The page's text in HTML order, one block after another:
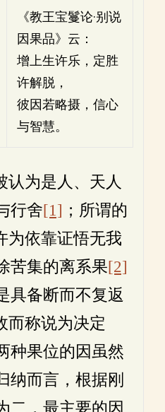
《教王宝鬘论·别说
因果品》云：
增上生许乐，定胜
许解脱，
彼因若略摄，信心
与智慧。
认为是人、天人
行舍[1] ；所谓的
为依靠证悟无我
苦集的离系果[2]
备断而不复返
而称说为决定
种果位的因虽然
纳而言，根据刚
二，最主要的因